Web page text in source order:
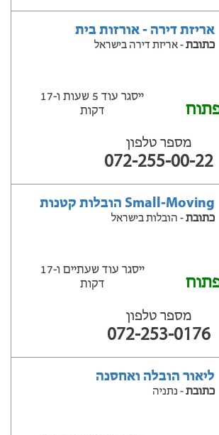
אריזת דירה - אורזות בית
כתובת- אריזת דירה בישראל
ייסגר עוד 5 שעות ‫ו-17
דקות
מספר טלפון
072-255-00-22
Small-Moving הובלות קטנות
כתובת- הובלות בישראל
ייסגר עוד שעתיים ‫ו-17
דקות
מספר טלפון
072-253-0176
ליאור הובלה ואחסנה
כתובת- נתניה